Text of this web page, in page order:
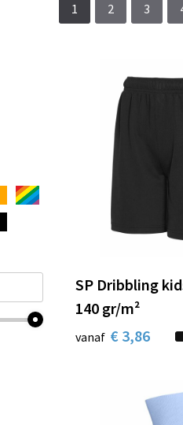
1 2 3
SP Dribbling
140 gr/m²
vanaf € 3,86